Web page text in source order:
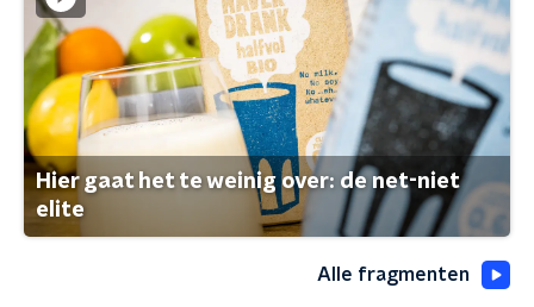
Hier gaat het te weinig over: de net-niet
elite
Alle fragmenten